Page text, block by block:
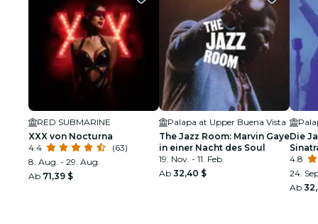
RED SUBMARINE
XXX von Nocturna
4.4
(63)
8. Aug. - 29. Aug.
Ab 71,39 $
Palapa at Upper Buena Vista
The Jazz Room: Marvin Gaye
in einer Nacht des Soul
19. Nov. - 11. Feb.
Ab 32,40 $
Die
Tribut
4.8
24.
Ab